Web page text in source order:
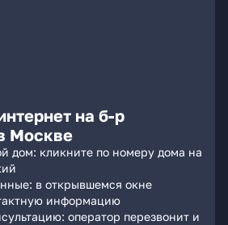
на б-р
Москве
дом: кликните по номеру дома на
в открывшемся окне
информацию
оператор перезвонит и